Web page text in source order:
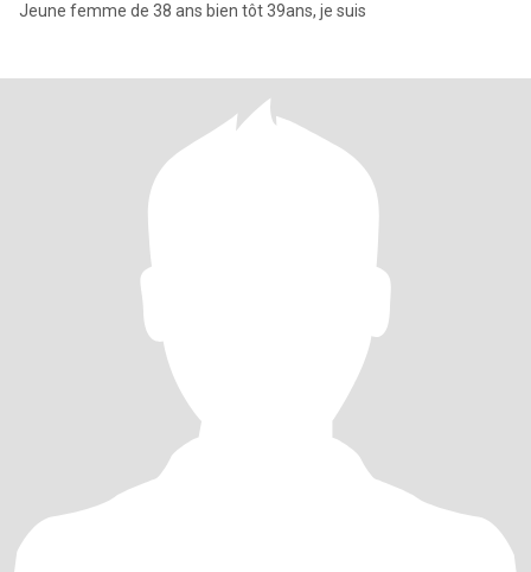
Jeune femme de 38 ans bien tôt 39ans, je suis